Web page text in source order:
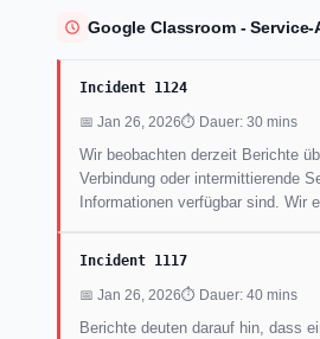
Google Classroom -
Incident 1124
📅 Jan 26, 2026⏱ Dauer: 30 mins
Wir beobachten derzeit Berichte
Verbindung oder intermittierende
Informationen verfügbar sind. Wir
Incident 1117
📅 Jan 26, 2026⏱ Dauer: 40 mins
Berichte deuten darauf hin, dass